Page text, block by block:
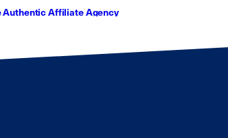
Authentic Affiliate Agency